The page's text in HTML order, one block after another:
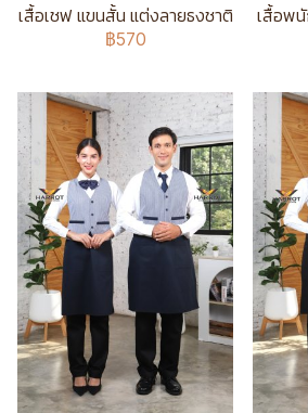
เสื้อเชฟ แขนสั้น แต่งลายธงชาติ
฿570
เสื้อพ